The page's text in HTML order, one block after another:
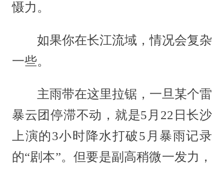
慑力。
如果你在长江流域，情况会复杂
一些。
主雨带在这里拉锯，一旦某个雷
暴云团停滞不动，就是5月22日长沙
上演的3小时降水打破5月暴雨记录
的“剧本”。但要是副高稍微一发力，